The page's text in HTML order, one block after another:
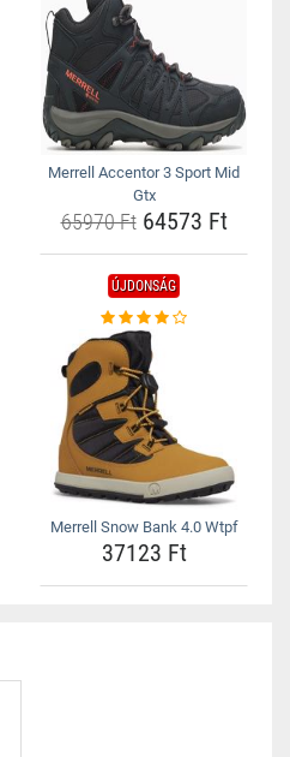
Merrell Accentor 3 Sport Mid
Gtx
65970 Ft64573 Ft
ÚJDONSÁG
Merrell Snow Bank 4.0 Wtpf
37123 Ft